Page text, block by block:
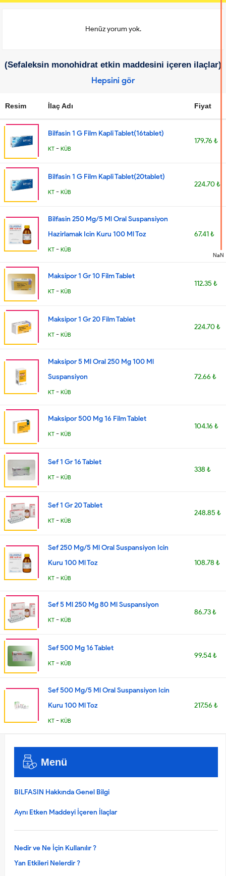
Henüz yorum yok.
(Sefaleksin monohidrat etkin maddesini içeren ilaçlar)
Hepsini gör
Resim İlaç Adı Fiyat
Bilfasin 1 G Film Kapli Tablet(16tablet)
KT - KÜB
179.76 ₺
Bilfasin 1 G Film Kapli Tablet(20tablet)
KT - KÜB
224.70 ₺
Bilfasin 250 Mg/5 Ml Oral Suspansiyon
Hazirlamak Icin Kuru 100 Ml Toz
KT - KÜB
67.41 ₺
Maksipor 1 Gr 10 Film Tablet
KT - KÜB
112.35 ₺
Maksipor 1 Gr 20 Film Tablet
KT - KÜB
224.70 ₺
Maksipor 5 Ml Oral 250 Mg 100 Ml
Suspansiyon
KT - KÜB
72.66 ₺
Maksipor 500 Mg 16 Film Tablet
KT - KÜB
104.16 ₺
Sef 1 Gr 16 Tablet
KT - KÜB
338 ₺
Sef 1 Gr 20 Tablet
KT - KÜB
248.85 ₺
Sef 250 Mg/5 Ml Oral Suspansiyon Icin
Kuru 100 Ml Toz
KT - KÜB
108.78 ₺
Sef 5 Ml 250 Mg 80 Ml Suspansiyon
KT - KÜB
86.73 ₺
Sef 500 Mg 16 Tablet
KT - KÜB
99.54 ₺
Sef 500 Mg/5 Ml Oral Suspansiyon Icin
Kuru 100 Ml Toz
KT - KÜB
217.56 ₺
Menü
BILFASIN Hakkında Genel Bilgi
Aynı Etken Maddeyi İçeren İlaçlar
Nedir ve Ne İçin Kullanılır ?
Yan Etkileri Nelerdir ?
NaN